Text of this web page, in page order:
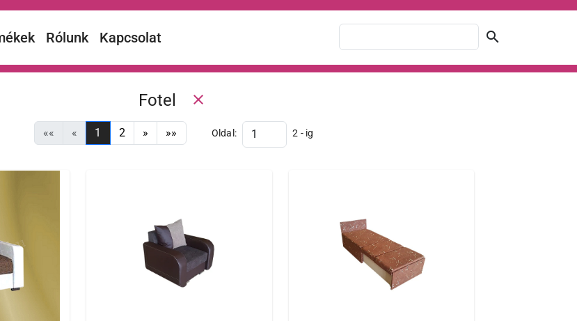
Rólunk Kapcsolat search
Fotel close
«« « 1 2 » »» Oldal: 2 - ig